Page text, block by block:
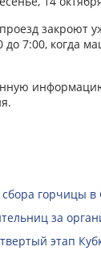
закроют
до 7:00, когда
сбора горчицы
за
этап